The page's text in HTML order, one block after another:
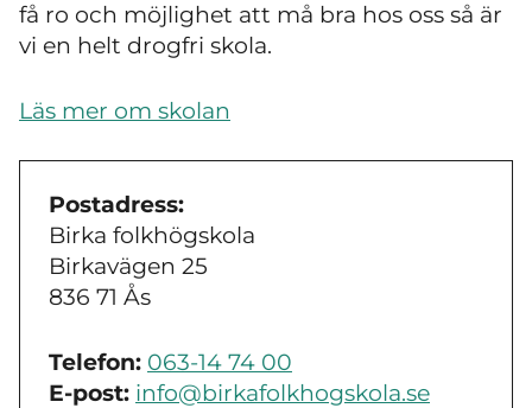
få ro och möjlighet att må bra hos oss så är
vi en helt drogfri skola.
Läs mer om skolan
Postadress:
Birka folkhögskola
Birkavägen 25
836 71 Ås
Telefon: 063-14 74 00
E-post: info@birkafolkhogskola.se